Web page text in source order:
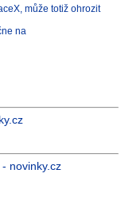
může totiž ohrozit
na
novinky.cz